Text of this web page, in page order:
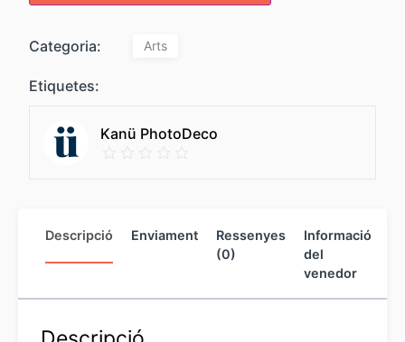
Categoria: Arts
Etiquetes:
Kanü PhotoDeco
Descripció Enviament
Ressenyes
(0)
Informació
del
venedor